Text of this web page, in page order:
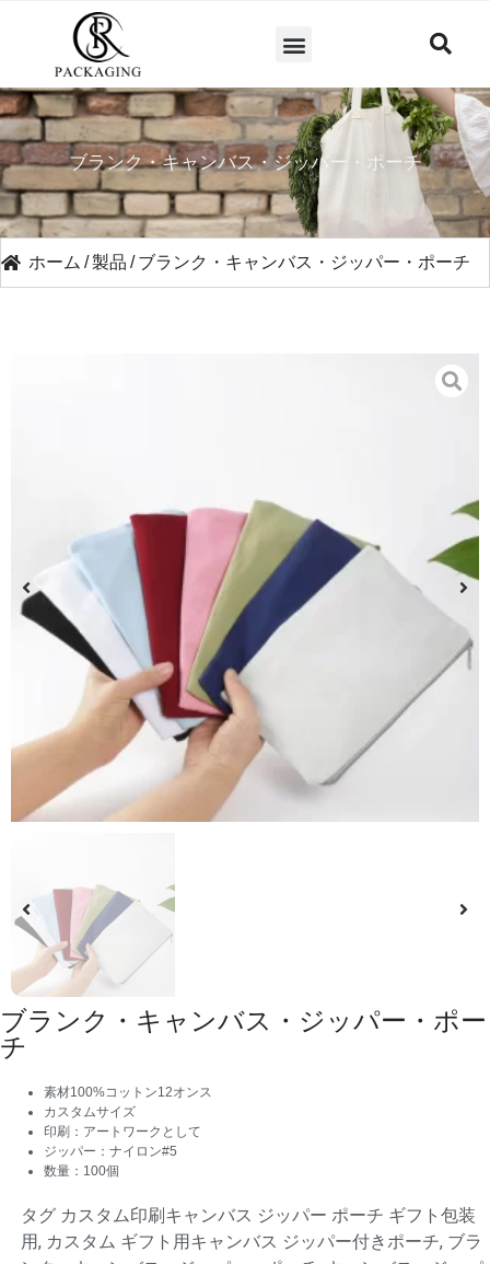
ブランク・キャンバス・ジッパー・ポーチ
ホーム /製品 / ブランク・キャンバス・ジッパー・ポーチ
ブランク・キャンバス・ジッパー・ポー
チ
素材100%コットン12オンス
カスタムサイズ
印刷：アートワークとして
ジッパー：ナイロン#5
数量：100個
タグ カスタム印刷キャンバス ジッパー ポーチ ギフト包装
用, カスタム ギフト用キャンバス ジッパー付きポーチ, ブラ